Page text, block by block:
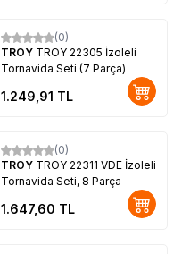
(0)
TROY TROY 22305 İzoleli
Tornavida Seti (7 Parça)
1.249,91 TL
(0)
TROY TROY 22311 VDE İzoleli
Tornavida Seti, 8 Parça
1.647,60 TL